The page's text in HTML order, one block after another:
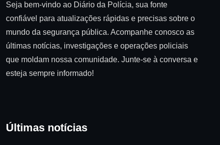
Seja bem-vindo ao Diário da Polícia, sua fonte
confiável para atualizações rápidas e precisas sobre o
mundo da segurança pública. Acompanhe conosco as
últimas notícias, investigações e operações policiais
que moldam nossa comunidade. Junte-se à conversa e
esteja sempre informado!
Últimas notícias